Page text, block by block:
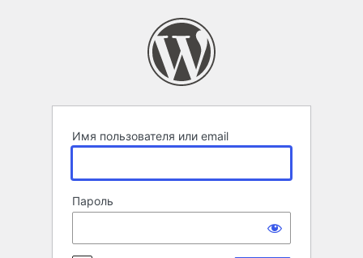
Имя пользователя или email
Пароль